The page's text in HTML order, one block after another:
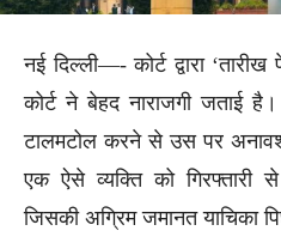
नई दिल्ली—- कोर्ट द्वारा
कोर्ट ने बेहद नाराजगी जताई
टालमटोल करने से उस पर
एक ऐसे व्यक्ति को गिरफ्तारी
जिसकी अग्रिम जमानत याचिका